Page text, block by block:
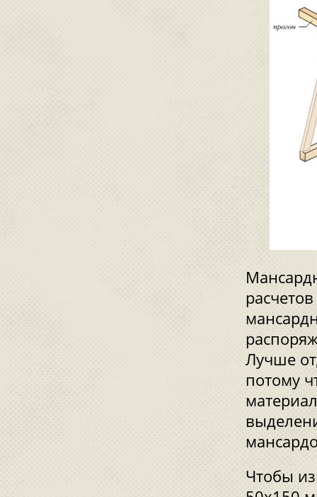
Лучше
потому
Чтобы